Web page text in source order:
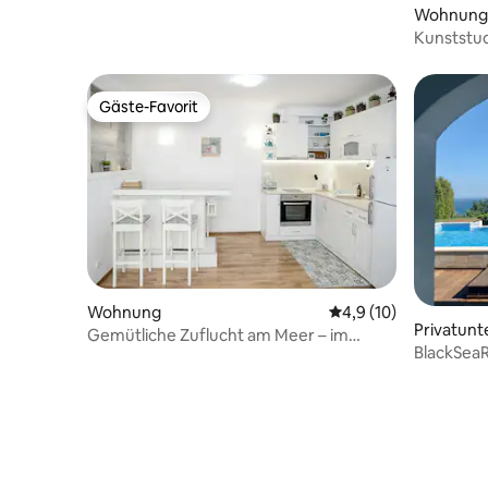
Wohnung
Gäste-Favorit
Gäste-Favorit
Wohnung Durchschnittliche
4,9 (10)
Gemütliche Zuflucht am Meer – im